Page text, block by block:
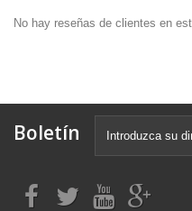
No hay reseñas de clientes en
Boletín